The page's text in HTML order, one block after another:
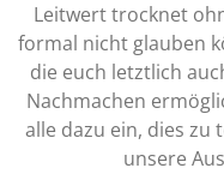
Leitwert trocknet
formal nicht glauben
die euch letztlich
Nachmachen
alle dazu ein, dies zu
unsere